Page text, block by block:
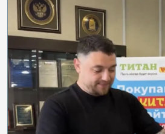
Вакансии
Новости
Контакты
Версия для слабовидящих
8 (3012) 411-099